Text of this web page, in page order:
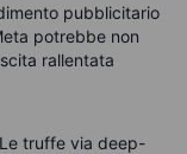
pubblicitario
potrebbe non
rallentata
Le truffe via deep-